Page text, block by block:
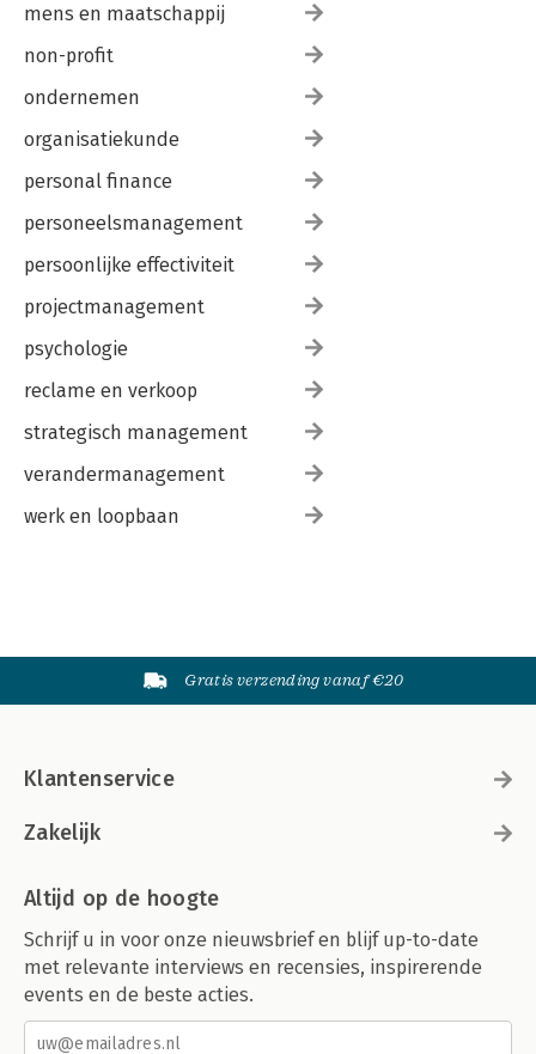
mens en maatschappij
non-profit
ondernemen
organisatiekunde
personal finance
personeelsmanagement
persoonlijke effectiviteit
projectmanagement
psychologie
reclame en verkoop
strategisch management
verandermanagement
werk en loopbaan
Gratis verzending vanaf €20
Klantenservice
Zakelijk
Altijd op de hoogte
Schrijf u in voor onze nieuwsbrief en blijf up-to-date
met relevante interviews en recensies, inspirerende
events en de beste acties.